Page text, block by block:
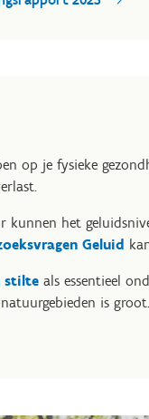
op je fysieke
het
Geluid
stilte als essentieel
is groot.